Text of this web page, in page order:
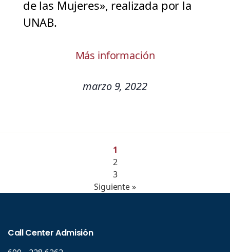
de las Mujeres», realizada por la
UNAB.
Más información
marzo 9, 2022
1
2
3
Siguiente »